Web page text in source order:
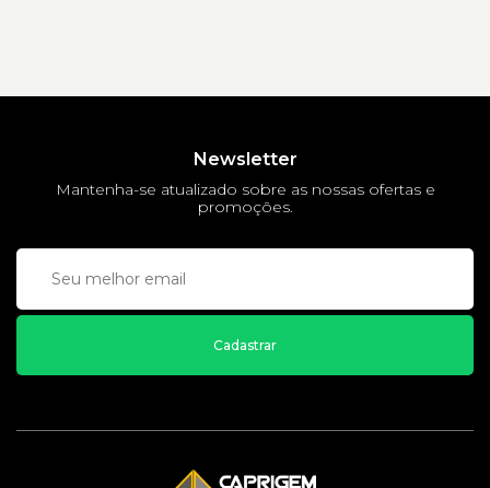
Newsletter
Mantenha-se atualizado sobre as nossas ofertas e
promoções.
Cadastrar